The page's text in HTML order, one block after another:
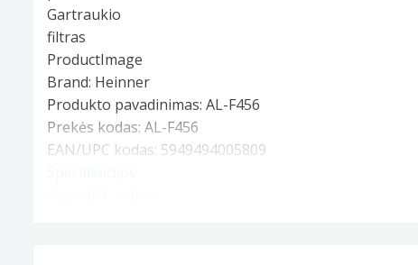
Brand: Heinner
Produkto pavadinimas: AL-F456
Prekės kodas: AL-F456
EAN/UPC kodas: 5949494005809